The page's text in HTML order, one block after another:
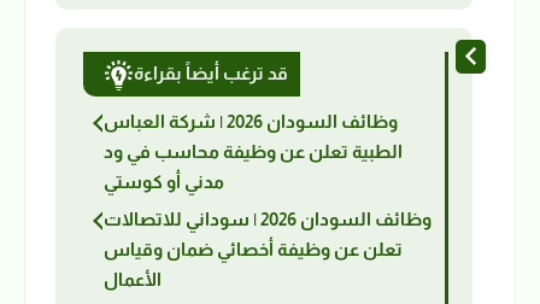
قد ترغب أيضاً بقراءة
وظائف السودان 2026 | شركة العباس
الطبية تعلن عن وظيفة محاسب في ود
مدني أو كوستي
وظائف السودان 2026 | سوداني للاتصالات
تعلن عن وظيفة أخصائي ضمان وقياس
الأعمال